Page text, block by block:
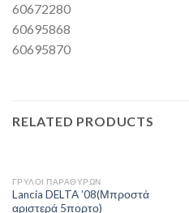
60672280
60695868
60695870
RELATED PRODUCTS
ΓΡΥΛΟΙ ΠΑΡΑΘΥΡΩΝ
Lancia DELTA ’08(Μπροστά
αριστερά 5πορτο)